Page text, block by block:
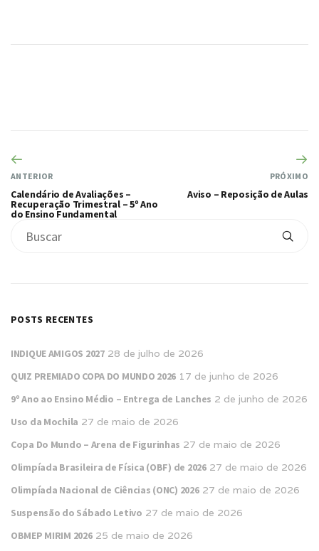
ANTERIOR
Calendário de Avaliações –
Recuperação Trimestral – 5º Ano
do Ensino Fundamental
PRÓXIMO
Aviso – Reposição de Aulas
POSTS RECENTES
INDIQUE AMIGOS 2027 28 de julho de 2026
QUIZ PREMIADO COPA DO MUNDO 2026 17 de junho de 2026
9º Ano ao Ensino Médio – Entrega de Lanches 2 de junho de 2026
Uso da Mochila 27 de maio de 2026
Copa Do Mundo – Arena de Figurinhas 27 de maio de 2026
Olimpíada Brasileira de Física (OBF) de 2026 27 de maio de 2026
Olimpíada Nacional de Ciências (ONC) 2026 27 de maio de 2026
Suspensão do Sábado Letivo 27 de maio de 2026
OBMEP MIRIM 2026 25 de maio de 2026